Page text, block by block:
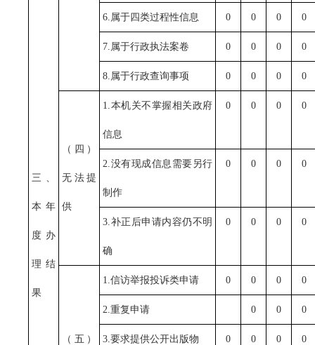
三、
本年
度办
理结
果
6.属于四类过程性信息 0 0 0 0
7.属于行政执法案卷 0 0 0 0
8.属于行政查询事项 0 0 0 0
（四）
无法提
供
1.本机关不掌握相关政府
信息
0 0 0 0
2.没有现成信息需要另行
制作
0 0 0 0
3.补正后申请内容仍不明
确
0 0 0 0
（五）
1.信访举报投诉类申请 0 0 0 0
2.重复申请 0 0 0
3.要求提供公开出版物 0 0 0 0